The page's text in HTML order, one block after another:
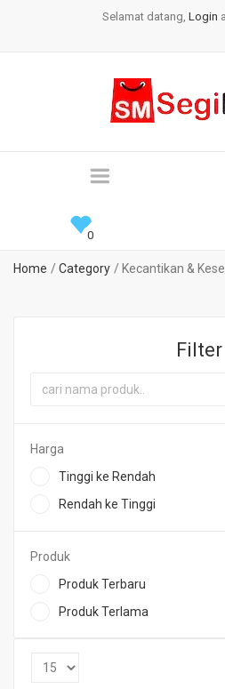
Selamat datang, Login
Home Category Kecantikan &
Filter
Harga
Tinggi ke Rendah
Rendah ke Tinggi
Produk
Produk Terbaru
Produk Terlama